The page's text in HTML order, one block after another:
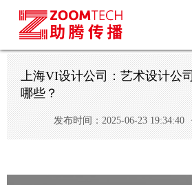
上海VI设计公司：艺术设计公
哪些？
发布时间：2025-06-23 19:34:40